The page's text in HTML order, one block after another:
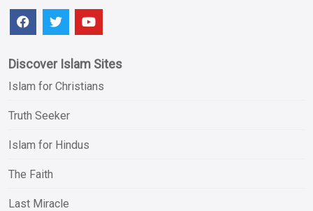
Discover Islam Sites
Islam for Christians
Truth Seeker
Islam for Hindus
The Faith
Last Miracle